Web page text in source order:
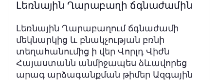
Լեռնային Ղարաբաղի ճգնաժամին
Լեռնային Ղարաբաղում ճգնաժամի
մեկնարկից և բնակչության բռնի
տեղահանումից ի վեր Վորլդ Վիժն
Հայաստանն անմիջապես ձևավորեց
արագ արձագանքման թիմեր Ազգային